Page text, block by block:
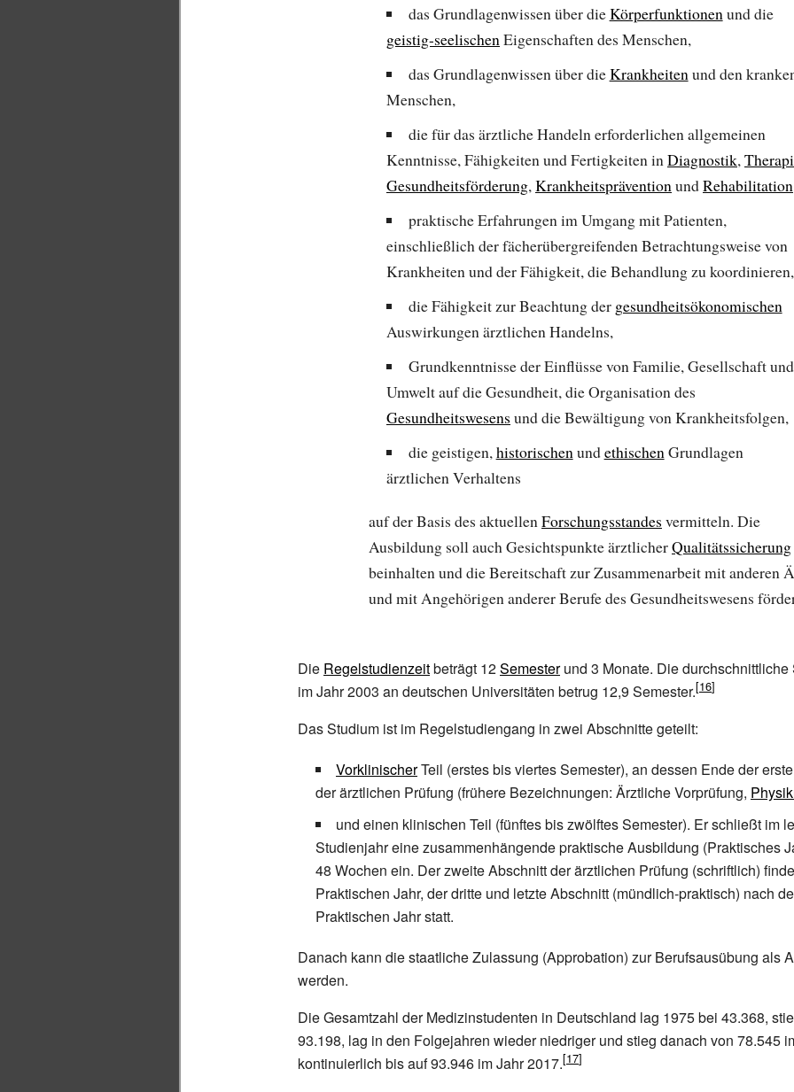
das Grundlagenwissen über dieKörperfunktionenund die
geistig-seelischenEigenschaften des Menschen,
das Grundlagenwissen über dieKrankheitenund den
Menschen,
die für das ärztliche Handeln erforderlichen allgemeinen
Kenntnisse, Fähigkeiten und Fertigkeiten inDiagnostik,
Gesundheitsförderung,KrankheitspräventionundRehabilitation
praktische Erfahrungen im Umgang mit Patienten,
einschließlich der fächerübergreifenden Betrachtungsweise von
Krankheiten und der Fähigkeit, die Behandlung zu koordinieren,
die Fähigkeit zur Beachtung der gesundheitsökonomischen
Auswirkungen ärztlichen Handelns,
Grundkenntnisse der Einflüsse von Familie, Gesellschaft und
Umwelt auf die Gesundheit, die Organisation des
Gesundheitswesens und die Bewältigung von Krankheitsfolgen,
die geistigen,historischenundethischenGrundlagen
ärztlichen Verhaltens
auf der Basis des aktuellenForschungsstandes vermitteln. Die
Ausbildung soll auch Gesichtspunkte ärztlicherQualitätssicherung
beinhalten und die Bereitschaft zur Zusammenarbeit mit anderen
und mit Angehörigen anderer Berufe des Gesundheitswesens
Die Regelstudienzeitbeträgt 12Semesterund 3 Monate. Die durchschnittliche
im Jahr 2003 an deutschen Universitäten betrug 12,9 Semester.
Das Studium ist im Regelstudiengang in zwei Abschnitte geteilt:
VorklinischerTeil (erstes bis viertes Semester), an dessen Ende der
der ärztlichen Prüfung (frühere Bezeichnungen: Ärztliche Vorprüfung,
und einen klinischen Teil (fünftes bis zwölftes Semester). Er schließt im
Studienjahr eine zusammenhängende praktische Ausbildung (Praktisches
48 Wochen ein. Der zweite Abschnitt der ärztlichen Prüfung (schriftlich)
Praktischen Jahr, der dritte und letzte Abschnitt (mündlich-praktisch) nach
Praktischen Jahr statt.
Danach kann die staatliche Zulassung (Approbation) zur Berufsausübung als
werden.
Die Gesamtzahl der Medizinstudenten in Deutschland lag 1975 bei 43.368,
93.198, lag in den Folgejahren wieder niedriger und stieg danach von 78.545
kontinuierlich bis auf 93.946 im Jahr 2017.